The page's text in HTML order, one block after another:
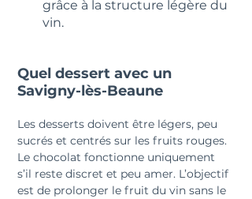
grâce à la structure légère du
vin.
Quel dessert avec un
Savigny-lès-Beaune
Les desserts doivent être légers, peu
sucrés et centrés sur les fruits rouges.
Le chocolat fonctionne uniquement
s’il reste discret et peu amer. L’objectif
est de prolonger le fruit du vin sans le